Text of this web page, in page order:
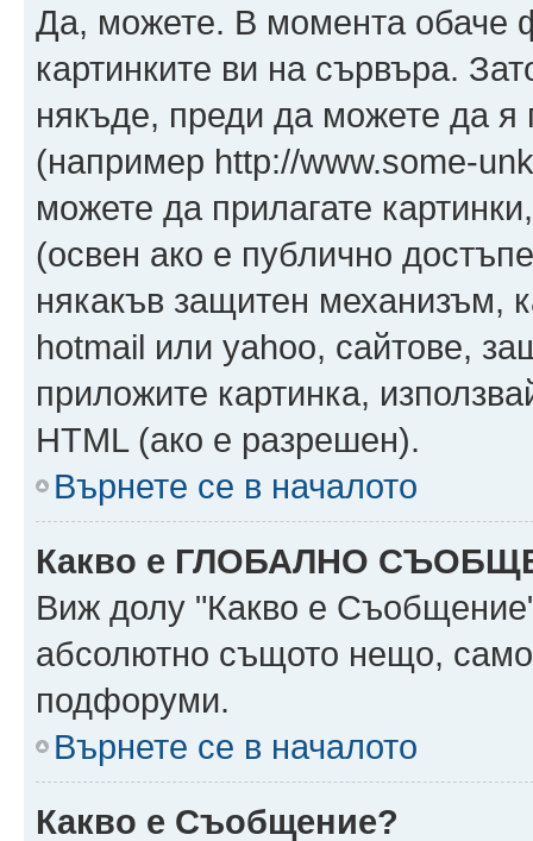
Да, можете. В момента обаче
картинките ви на сървъра.
някъде, преди да можете да
(например http://www.some-
можете да прилагате
(освен ако е публично
някакъв защитен механизъм,
hotmail или yahoo, сайтове,
приложите картинка,
HTML (ако е разрешен).
Върнете се в началото
Какво е ГЛОБАЛНО
Виж долу "Какво е
абсолютно същото нещо,
подфоруми.
Върнете се в началото
Какво е Съобщение?